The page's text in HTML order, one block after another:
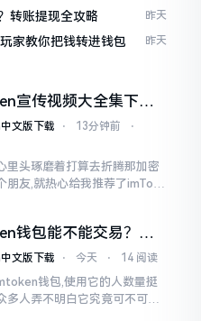
转账提现全攻略 昨天
家教你把钱转进钱包 昨天
宣传视频大全集下
看完就懂怎么用
文版下载 ⋅ 13分钟前
⋅
里头琢磨着打算去折腾那加密
朋友,就热心给我推荐了imTok
钱包能不能交易？一
楚
文版下载 ⋅ 今天 ⋅ 14 阅读
钱包,使用它的人数量挺
多人弄不明白它究竟可不可以